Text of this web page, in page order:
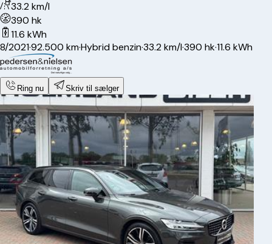
33.2 km/l
390 hk
11.6 kWh
8/2021·92.500 km·Hybrid benzin·33.2 km/l·390 hk·11.6 kWh
Ring nu Skriv til sælger